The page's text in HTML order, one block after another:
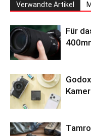
Verwandte Artikel
Für